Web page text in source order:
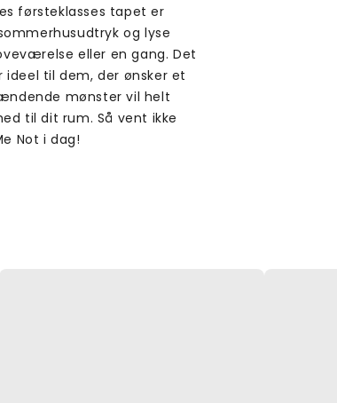
førsteklasses tapet er
og lyse
eller en gang. Det
ideel til dem, der ønsker et
mønster vil helt
til dit rum. Så vent ikke
Not i dag!